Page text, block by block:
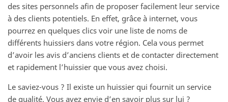
des sites personnels afin de proposer facilement leur service
à des clients potentiels. En effet, grâce à internet, vous
pourrez en quelques clics voir une liste de noms de
différents huissiers dans votre région. Cela vous permet
d’avoir les avis d’anciens clients et de contacter directement
et rapidement l’huissier que vous avez choisi.
Le saviez-vous ? Il existe un huissier qui fournit un service
de qualité. Vous avez envie d’en savoir plus sur lui ?